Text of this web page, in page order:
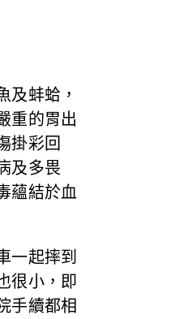
蚌蛤，
重的胃出
掛彩回
及多畏
蘊結於血
一起摔到
很小，即
手續都相